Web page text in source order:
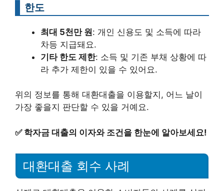
한도
최대 5천만 원: 개인 신용도 및 소득에 따라
차등 지급돼요.
기타 한도 제한: 소득 및 기존 부채 상황에 따
라 추가 제한이 있을 수 있어요.
위의 정보를 통해 대환대출을 이용할지, 어느 날이
가장 좋을지 판단할 수 있을 거예요.
✅ 학자금 대출의 이자와 조건을 한눈에 알아보세요!
대환대출 회수 사례